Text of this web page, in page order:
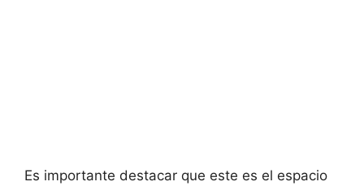
Es importante destacar que este es el espacio